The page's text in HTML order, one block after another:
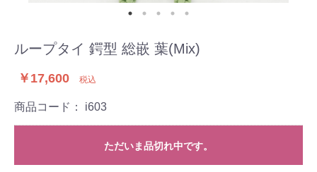
ループタイ 鍔型 総嵌 葉(Mix)
￥17,600 税込
商品コード： i603
ただいま品切れ中です。